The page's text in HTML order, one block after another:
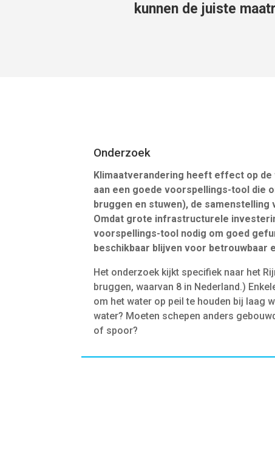
kunnen de juiste
Onderzoek
Klimaatverandering heeft effect op
aan een goede voorspellings-tool die
bruggen en stuwen), de
Omdat grote infrastructurele
voorspellings-tool nodig om goed
beschikbaar blijven voor
Het onderzoek kijkt specifiek naar het
bruggen, waarvan 8 in Nederland.)
om het water op peil te houden bij laag
water? Moeten schepen anders
of spoor?